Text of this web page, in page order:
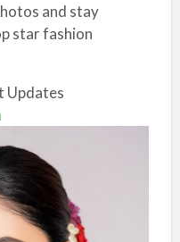
and stay
star fashion
Updates